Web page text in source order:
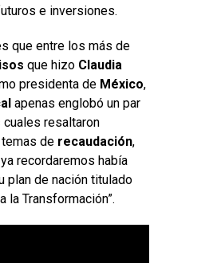
e inversiones.
que entre los más de
que hizoClaudia
presidenta de México,
apenas englobó un par
resaltaron
de recaudación,
recordaremos había
plan de nación titulado
la Transformación”.